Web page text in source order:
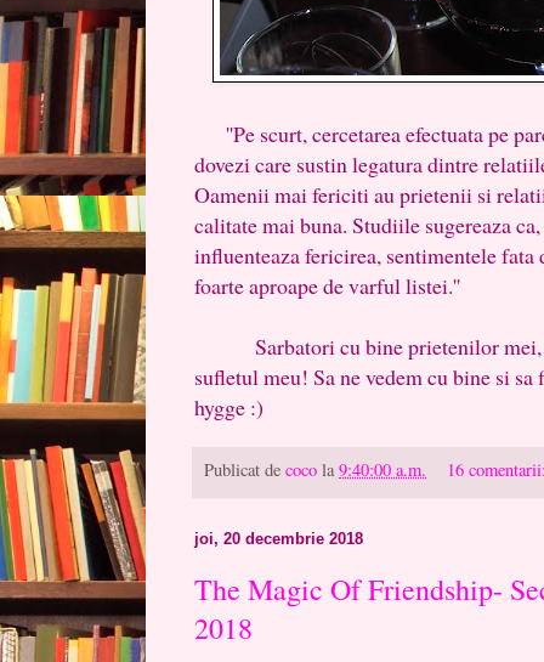
''Pe scurt, cercetarea efectuata pe
dovezi care sustin legatura dintre
Oamenii mai fericiti au prietenii si
calitate mai buna. Studiile sugereaza
influenteaza fericirea, sentimentele
foarte aproape de varful listei.''
Sarbatori cu bine prietenilor mei,
sufletul meu! Sa ne vedem cu bine si
hygge :)
Publicat de coco la9:40:00 a.m. 16
joi, 20 decembrie 2018
The Magic Of Friendship-
2018